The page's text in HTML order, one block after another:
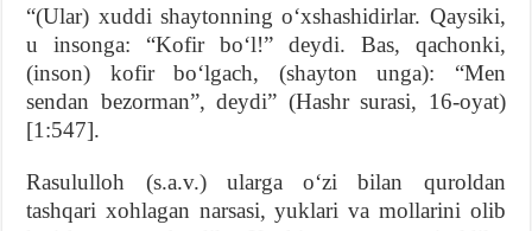
“(Ular) xuddi shaytonning o‘xshashidirlar. Qaysiki,
u insonga: “Kofir bo‘l!” deydi. Bas, qachonki,
(inson) kofir bo‘lgach, (shayton unga): “Men
sendan bezorman”, deydi” (Hashr surasi, 16-oyat)
[1:547].
Rasululloh (s.a.v.) ularga o‘zi bilan quroldan
tashqari xohlagan narsasi, yuklari va mollarini olib